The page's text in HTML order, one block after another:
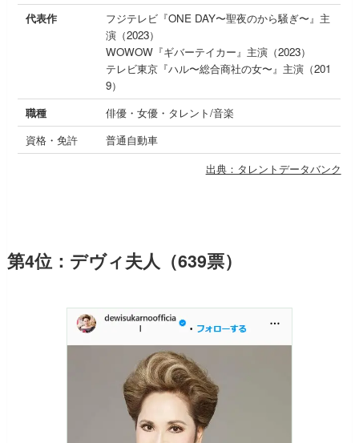
代表作
フジテレビ『ONE DAY〜聖夜のから騒ぎ〜』主
演（2023）
WOWOW『ギバーテイカー』主演（2023）
テレビ東京『ハル〜総合商社の女〜』主演（201
9）
職種
俳優・女優・タレント/音楽
資格・免許
普通自動車
出典：タレントデータバンク
第4位：デヴィ夫人（639票）